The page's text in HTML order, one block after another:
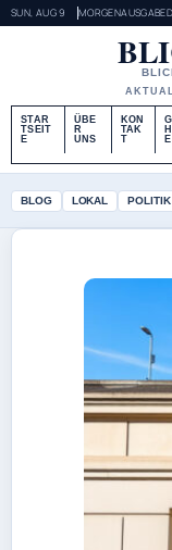
SUN, AUG 9 MORGENAUSGABE
STAR
TSEIT
E
ÜBE
R
UNS
KON
TAK
T
E
BLOG LOKAL POLITIK